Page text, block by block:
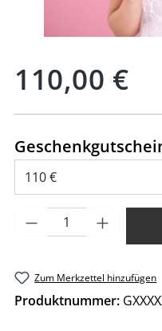
110,00 €
Produkt
Zum Merkzettel hinzufügen
Produktnummer: